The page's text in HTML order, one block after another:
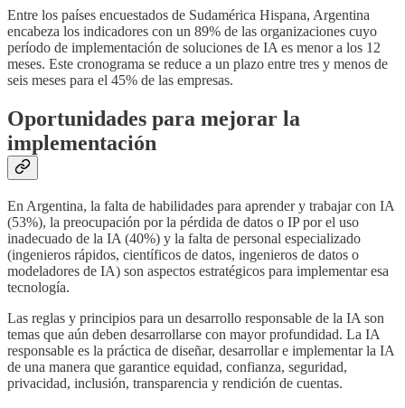
Entre los países encuestados de Sudamérica Hispana, Argentina
encabeza los indicadores con un 89% de las organizaciones cuyo
período de implementación de soluciones de IA es menor a los 12
meses. Este cronograma se reduce a un plazo entre tres y menos de
seis meses para el 45% de las empresas.
Oportunidades para mejorar la
implementación
En Argentina, la falta de habilidades para aprender y trabajar con IA
(53%), la preocupación por la pérdida de datos o IP por el uso
inadecuado de la IA (40%) y la falta de personal especializado
(ingenieros rápidos, científicos de datos, ingenieros de datos o
modeladores de IA) son aspectos estratégicos para implementar esa
tecnología.
Las reglas y principios para un desarrollo responsable de la IA son
temas que aún deben desarrollarse con mayor profundidad. La IA
responsable es la práctica de diseñar, desarrollar e implementar la IA
de una manera que garantice equidad, confianza, seguridad,
privacidad, inclusión, transparencia y rendición de cuentas.